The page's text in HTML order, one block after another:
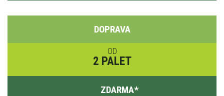
DOPRAVA
OD
2 PALET
ZDARMA*